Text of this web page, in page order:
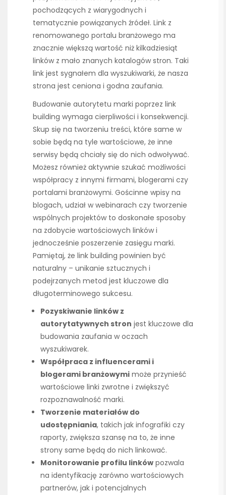
pochodzących z wiarygodnych i
tematycznie powiązanych źródeł. Link z
renomowanego portalu branżowego ma
znacznie większą wartość niż kilkadziesiąt
linków z mało znanych katalogów stron. Taki
link jest sygnałem dla wyszukiwarki, że nasza
strona jest ceniona i godna zaufania.
Budowanie autorytetu marki poprzez link
building wymaga cierpliwości i konsekwencji.
Skup się na tworzeniu treści, które same w
sobie będą na tyle wartościowe, że inne
serwisy będą chciały się do nich odwoływać.
Możesz również aktywnie szukać możliwości
współpracy z innymi firmami, blogerami czy
portalami branżowymi. Gościnne wpisy na
blogach, udział w webinarach czy tworzenie
wspólnych projektów to doskonałe sposoby
na zdobycie wartościowych linków i
jednocześnie poszerzenie zasięgu marki.
Pamiętaj, że link building powinien być
naturalny – unikanie sztucznych i
podejrzanych metod jest kluczowe dla
długoterminowego sukcesu.
Pozyskiwanie linków z
autorytatywnych stron jest kluczowe dla
budowania zaufania w oczach
wyszukiwarek.
Współpraca z influencerami i
blogerami branżowymi może przynieść
wartościowe linki zwrotne i zwiększyć
rozpoznawalność marki.
Tworzenie materiałów do
udostępniania, takich jak infografiki czy
raporty, zwiększa szansę na to, że inne
strony same będą do nich linkować.
Monitorowanie profilu linków pozwala
na identyfikację zarówno wartościowych
partnerów, jak i potencjalnych